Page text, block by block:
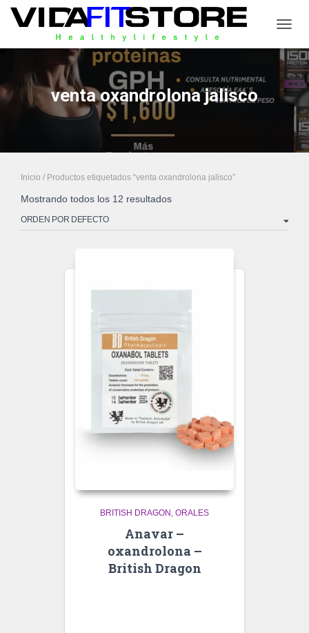
venta oxandrolona jalisco
Inicio / Productos etiquetados “venta oxandrolona jalisco”
Mostrando todos los 12 resultados
BRITISH DRAGON ORALES
Anavar –
oxandrolona –
British Dragon